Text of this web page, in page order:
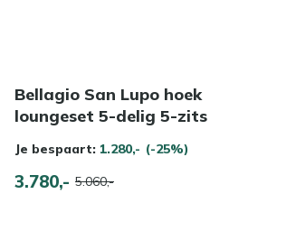
Bellagio San Lupo hoek
loungeset 5-delig 5-zits
Je bespaart: 1.280,- (-25%)
3.780,- 5.060,-